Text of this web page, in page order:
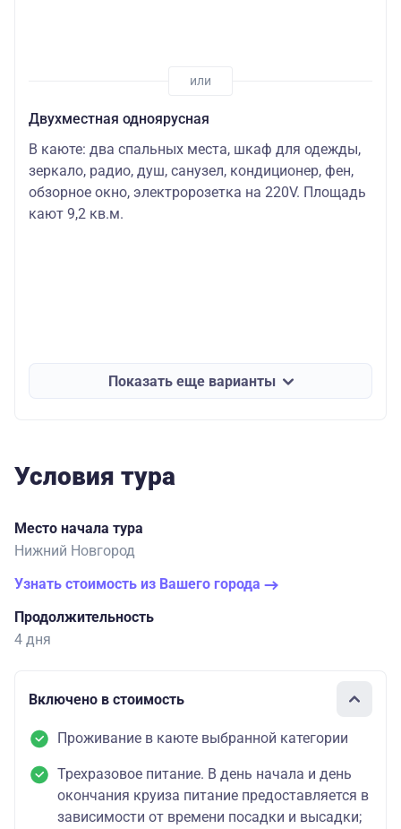
Двухместная одноярусная
В каюте: два спальных места, шкаф для одежды,
зеркало, радио, душ, санузел, кондиционер, фен,
обзорное окно, электророзетка на 220V. Площадь
кают 9,2 кв.м.
Показать еще варианты
Условия тура
Место начала тура
Нижний Новгород
Узнать стоимость из Вашего города
Продолжительность
4 дня
Включено в стоимость
Проживание в каюте выбранной категории
Трехразовое питание. В день начала и день
окончания круиза питание предоставляется в
зависимости от времени посадки и высадки;